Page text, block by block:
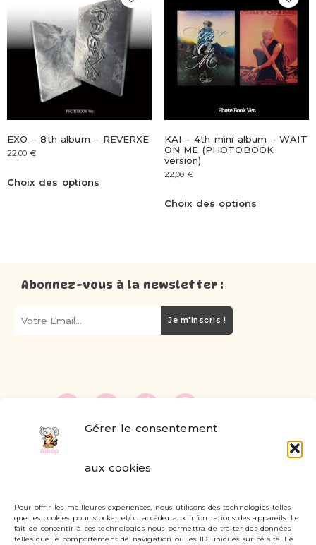
Gérer le consentement
aux cookies
Pour offrir les meilleures expériences, nous utilisons des technologies telles
que les cookies pour stocker et/ou accéder aux informations des appareils. Le
fait de consentir à ces technologies nous permettra de traiter des données
telles que le comportement de navigation ou les ID uniques sur ce site. Le
EXO – 8th album – REVERXE
22,00 €
Choix des options
KAI – 4th mini album – WAIT
ON ME (PHOTOBOOK
version)
22,00 €
Choix des options
Abonnez-vous à la newsletter :
Je m'inscris !
Livraisons et retours
Mon compte